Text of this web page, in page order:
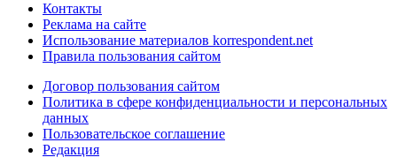
Контакты
Реклама на сайте
Использование материалов korrespondent.net
Правила пользования сайтом
Договор пользования сайтом
Политика в сфере конфиденциальности и персональных
данных
Пользовательское соглашение
Редакция